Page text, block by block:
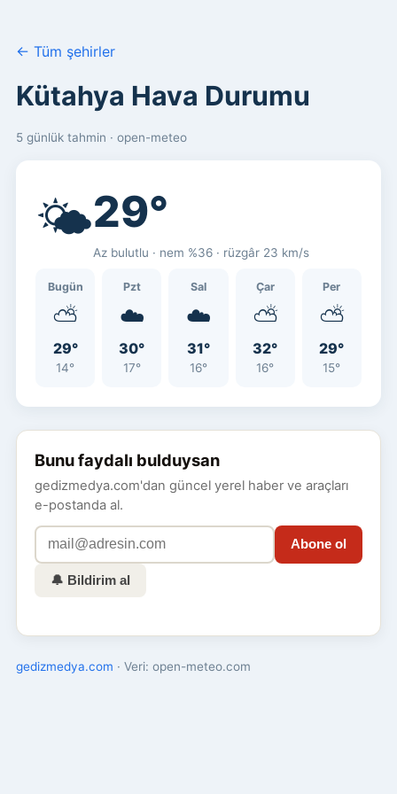
← Tüm şehirler
Kütahya Hava Durumu
5 günlük tahmin · open-meteo
🌤️29°
Az bulutlu · nem %36 · rüzgâr 23 km/s
Bugün
⛅
29°
14°
Pzt
☁️
30°
17°
Sal
☁️
31°
16°
Çar
⛅
32°
16°
Per
⛅
29°
15°
Bunu faydalı bulduysan
gedizmedya.com'dan güncel yerel haber ve araçları
e-postanda al.
Abone ol
🔔 Bildirim al
gedizmedya.com · Veri: open-meteo.com